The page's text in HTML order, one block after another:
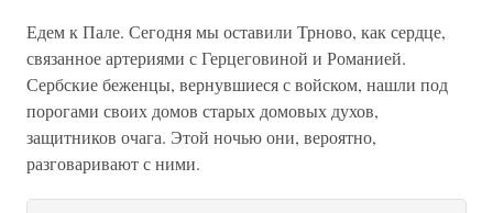
Едем к Пале. Сегодня мы оставили Трново, как сердце,
связанное артериями с Герцеговиной и Романией.
Сербские беженцы, вернувшиеся с войском, нашли под
порогами своих домов старых домовых духов,
защитников очага. Этой ночью они, вероятно,
разговаривают с ними.